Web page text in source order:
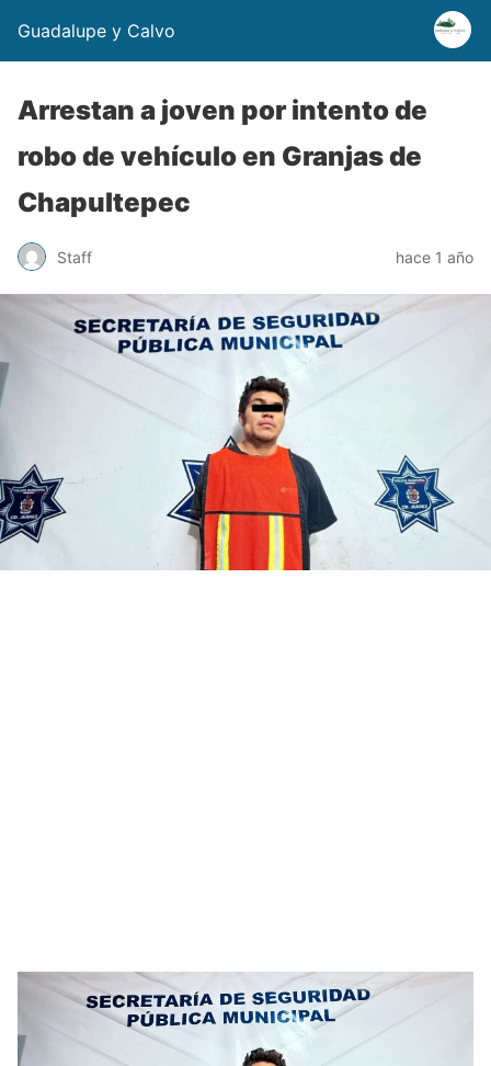
Guadalupe y Calvo
Arrestan a joven por intento de
robo de vehículo en Granjas de
Chapultepec
Staff hace 1 año